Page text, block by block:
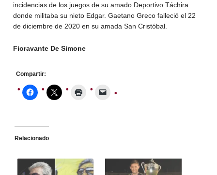
incidencias de los juegos de su amado Deportivo Táchira
donde militaba su nieto Edgar. Gaetano Greco falleció el 22
de diciembre de 2020 en su amada San Cristóbal.
Fioravante De Simone
Compartir:
Relacionado